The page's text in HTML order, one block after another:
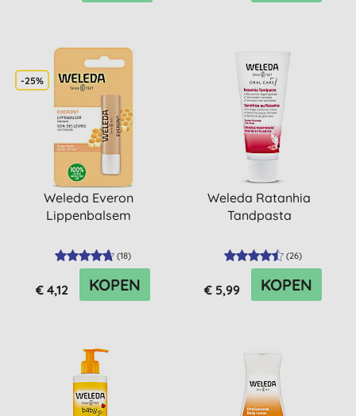
-25%
Weleda Everon
Lippenbalsem
(18)
€ 4,12 KOPEN
Weleda Ratanhia
Tandpasta
(26)
€ 5,99 KOPEN